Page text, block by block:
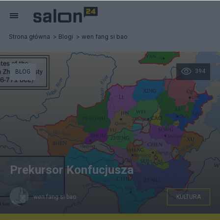
Strona główna Blogi wen fang si bao
394
BLOG
Prekursor Konfucjusza
wen fang si bao KULTURA